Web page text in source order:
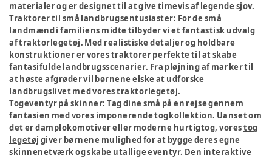
materialer og er designet til at give timevis af legende sjov.
Traktorer til små landbrugsentusiaster: For de små
landmænd i familiens midte tilbyder vi et fantastisk udvalg
af traktorlegetøj. Med realistiske detaljer og holdbare
konstruktioner er vores traktorer perfekte til at skabe
fantasifulde landbrugsscenarier. Fra pløjning af marker til
at høste afgrøder vil børnene elske at udforske
landbrugslivet med vorestraktorlegetøj.
Togeventyr på skinner: Tag dine små på en rejse gennem
fantasien med vores imponerende togkollektion. Uanset om
det er damplokomotiver eller moderne hurtigtog, vorestog
legetøj giver børnene mulighed for at bygge deres egne
skinnenetværk og skabe utallige eventyr. Den interaktive